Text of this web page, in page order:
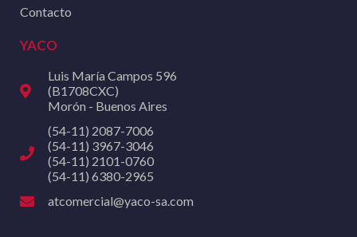
Contacto
YACO
Luis María Campos 596
(B1708CXC)
Morón - Buenos Aires
(54-11) 2087-7006
(54-11) 3967-3046
(54-11) 2101-0760
(54-11) 6380-2965
atcomercial@yaco-sa.com